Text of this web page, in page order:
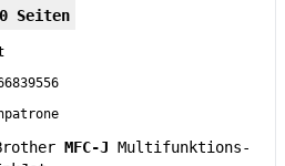
Seiten
MFC-J Multifunktions-